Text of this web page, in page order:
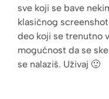
sve koji se bave
klasičnog
deo koji se trenutno
mogućnost da se
se nalaziš. Uživaj 🙂